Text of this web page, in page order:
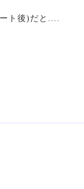
ト後)だと....